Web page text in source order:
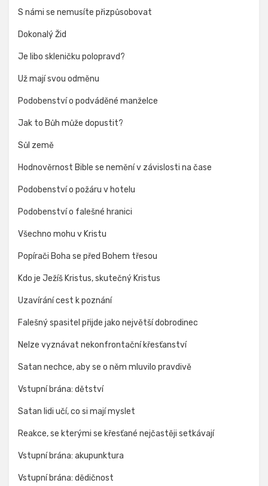
S námi se nemusíte přizpůsobovat
Dokonalý Žid
Je libo skleničku polopravd?
Už mají svou odměnu
Podobenství o podváděné manželce
Jak to Bůh může dopustit?
Sůl země
Hodnověrnost Bible se nemění v závislosti na čase
Podobenství o požáru v hotelu
Podobenství o falešné hranici
Všechno mohu v Kristu
Popírači Boha se před Bohem třesou
Kdo je Ježíš Kristus, skutečný Kristus
Uzavírání cest k poznání
Falešný spasitel přijde jako největší dobrodinec
Nelze vyznávat nekonfrontační křesťanství
Satan nechce, aby se o něm mluvilo pravdivě
Vstupní brána: dětství
Satan lidi učí, co si mají myslet
Reakce, se kterými se křesťané nejčastěji setkávají
Vstupní brána: akupunktura
Vstupní brána: dědičnost